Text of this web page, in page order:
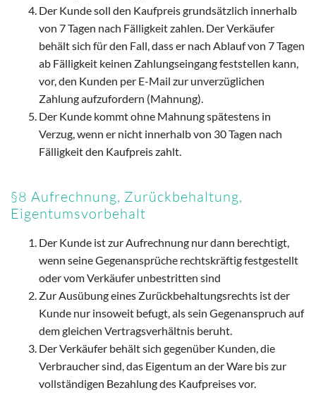
Der Kunde soll den Kaufpreis grundsätzlich innerhalb
von 7 Tagen nach Fälligkeit zahlen. Der Verkäufer
behält sich für den Fall, dass er nach Ablauf von 7 Tagen
ab Fälligkeit keinen Zahlungseingang feststellen kann,
vor, den Kunden per E-Mail zur unverzüglichen
Zahlung aufzufordern (Mahnung).
Der Kunde kommt ohne Mahnung spätestens in
Verzug, wenn er nicht innerhalb von 30 Tagen nach
Fälligkeit den Kaufpreis zahlt.
§8 Aufrechnung, Zurückbehaltung,
Eigentumsvorbehalt
Der Kunde ist zur Aufrechnung nur dann berechtigt,
wenn seine Gegenansprüche rechtskräftig festgestellt
oder vom Verkäufer unbestritten sind
Zur Ausübung eines Zurückbehaltungsrechts ist der
Kunde nur insoweit befugt, als sein Gegenanspruch auf
dem gleichen Vertragsverhältnis beruht.
Der Verkäufer behält sich gegenüber Kunden, die
Verbraucher sind, das Eigentum an der Ware bis zur
vollständigen Bezahlung des Kaufpreises vor.